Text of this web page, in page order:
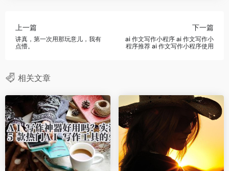
上一篇
讲真，第一次用那玩意儿，我有
点懵。
下一篇
ai 作文写作小程序 ai 作文写作小
程序推荐 ai 作文写作小程序使用
相关文章